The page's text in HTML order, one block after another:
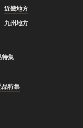
近畿地方
九州地方
特集
品特集